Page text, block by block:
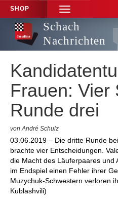
SHOP
TOGGLE
NAVIGATION
Schach
Nachrichten
Frauen: Vier
Runde drei
von André Schulz
03.06.2019 – Die dritte Runde
brachte vier Entscheidungen.
die Macht des Läuferpaares und
im Endspiel einen Fehler ihrer
Muzychuk-Schwestern verloren
Kublashvili)